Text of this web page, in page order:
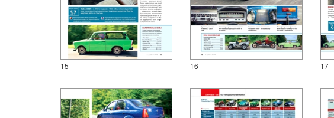
15 16 17